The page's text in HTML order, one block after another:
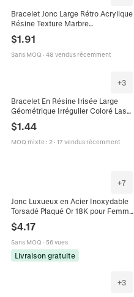
Bracelet Jonc Large Rétro Acrylique
Résine Texture Marbre
Géométrique Strass Colorés Bijoux
De Luxe Pour Femmes
$1.91
Sans MOQ · 48 vendus récemment
+3
Bracelet En Résine Irisée Large
Géométrique Irrégulier Coloré Laser
Aurora Jonc Bijoux De Mode Pour
Femmes
$1.44
MOQ mixte: 2· 17 vendus récemment
+7
Jonc Luxueux en Acier Inoxydable
Torsadé Plaqué Or 18K pour Femme
Avec Boule en Zirconia Colorée
Bracelet Ouvert Bijoux
$4.17
Sans MOQ · 56 vues
Livraison gratuite
+3